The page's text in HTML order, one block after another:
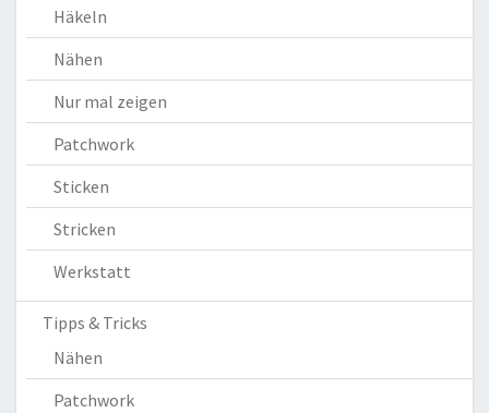
Häkeln
Nähen
Nur mal zeigen
Patchwork
Sticken
Stricken
Werkstatt
Tipps & Tricks
Nähen
Patchwork